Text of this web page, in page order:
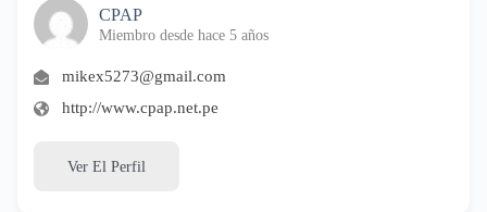
CPAP
Miembro desde hace 5 años
mikex5273@gmail.com
http://www.cpap.net.pe
Ver El Perfil